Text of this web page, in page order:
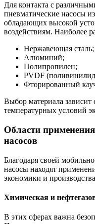
Для контакта с
пневматические насосы
обладающих высокой
воздействиям. Наиболее
Нержавеющая сталь;
Алюминий;
Полипропилен;
PVDF
Фторированный
Выбор материала зависит
температурных условий
Области
насосов
Благодаря своей
насосы находят
экономики и
Химическая и
В этих сферах важна